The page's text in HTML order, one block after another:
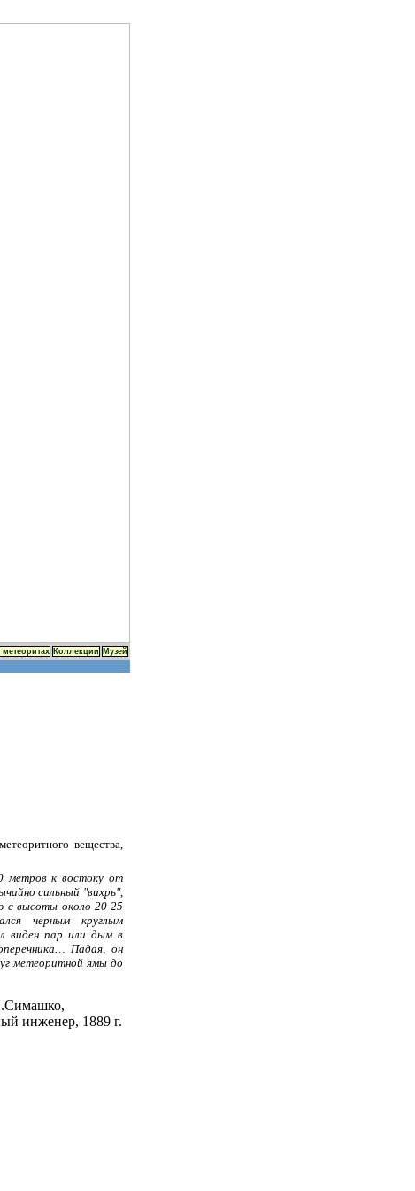
метеоритах Коллекции Музей
вещества,
метров к востоку от
сильный "вихрь",
с высоты около 20-25
черным круглым
виден пар или дым в
Падая, он
метеоритной ямы до
инженер, 1889 г.